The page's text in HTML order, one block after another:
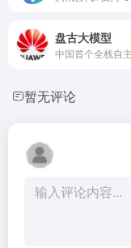
盘古大模型
暂无评论